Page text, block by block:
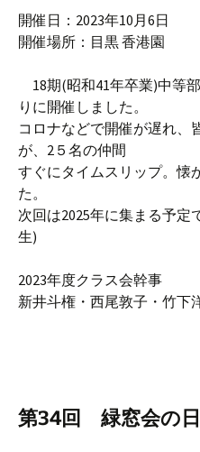
開催日：2023年10月6日
開催場所：目黒 香港園
18期(昭和41年卒業)中等
りに開催しました。
コロナなどで開催が遅れ、
が、2５名の仲間 が
すぐにタイムスリップ。懐
た。
次回は2025年に集まる予
生)
2023年度クラス会幹事
新井斗権・西尾敦子・竹下
第34回 緑窓会の日